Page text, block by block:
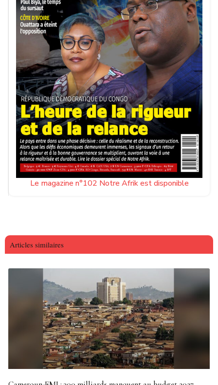
Le magazine n°102 Notre Afrik est disponible
Articles similaires